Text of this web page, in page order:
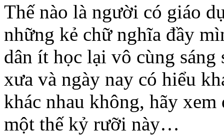
Thế nào là người có giáo
những kẻ chữ nghĩa đầy
dân ít học lại vô cùng
xưa và ngày nay có hiểu
khác nhau không, hãy xem
một thế kỷ rưỡi này…